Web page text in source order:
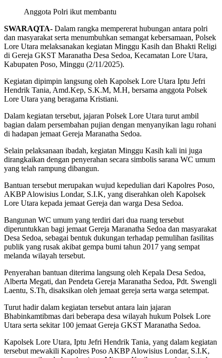
Anggota Polri ikut membantu
SWARAQTA- Dalam rangka mempererat hubungan antara polri
dan masyarakat serta menumbuhkan semangat kebersamaan, Polsek
Lore Utara melaksanakan kegiatan Minggu Kasih dan Bhakti Religi
di Gereja GKST Maranatha Desa Sedoa, Kecamatan Lore Utara,
Kabupaten Poso, Minggu (2/11/2025).
Kegiatan dipimpin langsung oleh Kapolsek Lore Utara Iptu Jefri
Hendrik Tania, Amd.Kep, S.K.M, M.H, bersama anggota Polsek
Lore Utara yang beragama Kristiani.
Dalam kegiatan tersebut, jajaran Polsek Lore Utara turut ambil
bagian dalam persembahan pujian dengan menyanyikan lagu rohani
di hadapan jemaat Gereja Maranatha Sedoa.
Selain pelaksanaan ibadah, kegiatan Minggu Kasih kali ini juga
dirangkaikan dengan penyerahan secara simbolis sarana WC umum
yang telah rampung dibangun.
Bantuan tersebut merupakan wujud kepedulian dari Kapolres Poso,
AKBP Alowisius Londar, S.I.K, yang diserahkan oleh Kapolsek
Lore Utara kepada jemaat Gereja dan warga Desa Sedoa.
Bangunan WC umum yang terdiri dari dua ruang tersebut
diperuntukkan bagi jemaat Gereja Maranatha Sedoa dan masyarakat
Desa Sedoa, sebagai bentuk dukungan terhadap pemulihan fasilitas
publik yang rusak akibat gempa bumi tahun 2017 yang sempat
melanda wilayah tersebut.
Penyerahan bantuan diterima langsung oleh Kepala Desa Sedoa,
Alberta Megati, dan Pendeta Gereja Maranatha Sedoa, Pdt. Swengli
Laentu, S.Th, disaksikan oleh jemaat gereja serta warga setempat.
Turut hadir dalam kegiatan tersebut antara lain jajaran
Bhabinkamtibmas dari beberapa desa wilayah hukum Polsek Lore
Utara serta sekitar 100 jemaat Gereja GKST Maranatha Sedoa.
Kapolsek Lore Utara, Iptu Jefri Hendrik Tania, yang dalam kegiatan
tersebut mewakili Kapolres Poso AKBP Alowisius Londar, S.I.K,